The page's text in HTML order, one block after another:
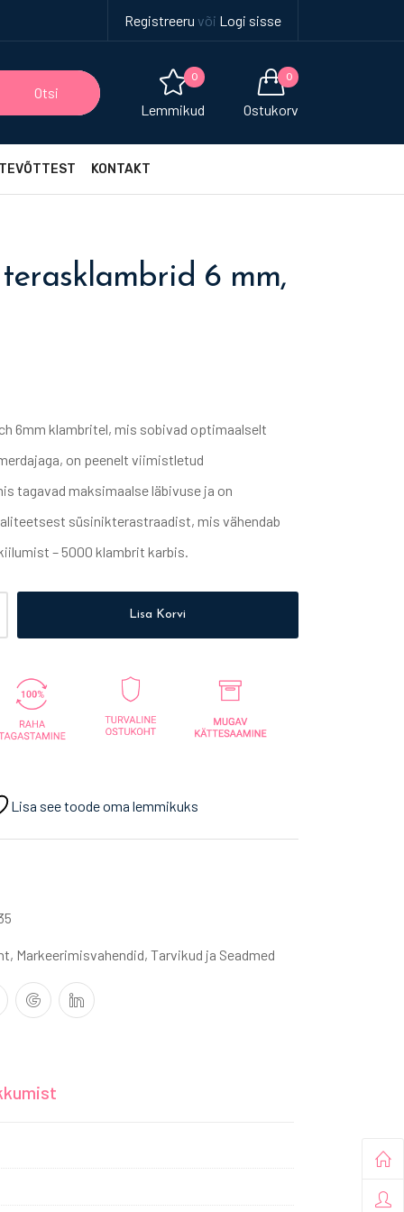
Registreeru või Logi sisse
Otsi
0
Lemmikud
0
Ostukorv
KONTAKT
6 mm,
6mm klambritel, mis sobivad optimaalselt
on peenelt viimistletud
tagavad maksimaalse läbivuse ja on
süsinikterastraadist, mis vähendab
– 5000 klambrit karbis.
Lisa Korvi
Lisa see toode oma lemmikuks
, Markeerimisvahendid, Tarvikud ja Seadmed